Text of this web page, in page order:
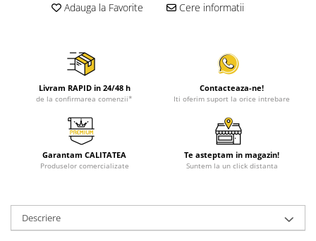
Adauga la Favorite Cere informatii
Livram RAPID in 24/48 h
de la confirmarea comenzii*
Contacteaza-ne!
Iti oferim suport la orice intrebare
Garantam CALITATEA
Produselor comercializate
Te asteptam in magazin!
Suntem la un click distanta
Descriere